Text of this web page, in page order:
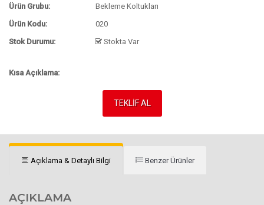
Ürün Grubu:
Bekleme Koltukları
Ürün Kodu:
020
Stok Durumu:
Stokta Var
Kısa Açıklama:
TEKLİF AL
Açıklama & Detaylı Bilgi Benzer Ürünler
AÇIKLAMA